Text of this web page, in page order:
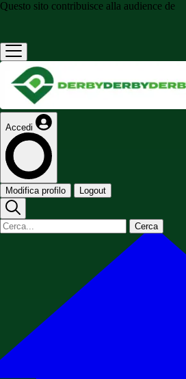
Questo sito contribuisce alla audience de
Accedi
Modifica profilo Logout
Cerca